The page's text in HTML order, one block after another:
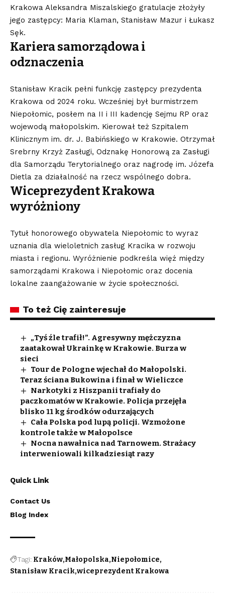
Krakowa Aleksandra Miszalskiego gratulacje złożyły
jego zastępcy: Maria Klaman, Stanisław Mazur i Łukasz
Sęk.
Kariera samorządowa i
odznaczenia
Stanisław Kracik pełni funkcję zastępcy prezydenta
Krakowa od 2024 roku. Wcześniej był burmistrzem
Niepołomic, posłem na II i III kadencję Sejmu RP oraz
wojewodą małopolskim. Kierował też Szpitalem
Klinicznym im. dr. J. Babińskiego w Krakowie. Otrzymał
Srebrny Krzyż Zasługi, Odznakę Honorową za Zasługi
dla Samorządu Terytorialnego oraz nagrodę im. Józefa
Dietla za działalność na rzecz wspólnego dobra.
Wiceprezydent Krakowa
wyróżniony
Tytuł honorowego obywatela Niepołomic to wyraz
uznania dla wieloletnich zasług Kracika w rozwoju
miasta i regionu. Wyróżnienie podkreśla więź między
samorządami Krakowa i Niepołomic oraz docenia
lokalne zaangażowanie w życie społeczności.
To też Cię zainteresuje
„Tyś źle trafił!”. Agresywny mężczyzna
zaatakował Ukrainkę w Krakowie. Burza w
sieci
Tour de Pologne wjechał do Małopolski.
Teraz ściana Bukowina i finał w Wieliczce
Narkotyki z Hiszpanii trafiały do
paczkomatów w Krakowie. Policja przejęła
blisko 11 kg środków odurzających
Cała Polska pod lupą policji. Wzmożone
kontrole także w Małopolsce
Nocna nawałnica nad Tarnowem. Strażacy
interweniowali kilkadziesiąt razy
Quick Link
Contact Us
Blog Index
Tagi: Kraków Małopolska Niepołomice
Stanisław Kracik wiceprezydent Krakowa